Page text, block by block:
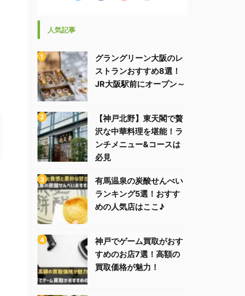
人気記事
グラングリーン大阪のレ
ストランおすすめ8選！
JR大阪駅前にオープン～
【神戸北野】東天閣で贅
沢な中華料理を堪能！ラ
ンチメニュー&コースは
必見
有馬温泉の炭酸せんべい
ランキング5選！おすす
めの人気店はここ♪
神戸でゲーム買取がおす
すめのお店7選！高額の
買取価格が魅力！